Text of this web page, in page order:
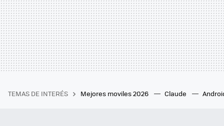
TEMAS DE INTERÉS Mejores moviles 2026 Claude